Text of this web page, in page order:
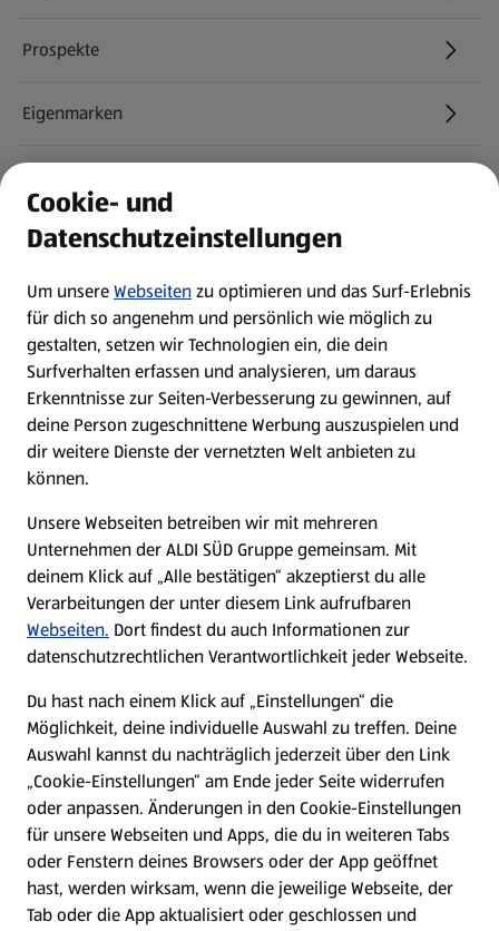
Prospekte
Eigenmarken
Newsletter
WhatsApp
Über ALDI SÜD
Filialen
Nachhaltigkeit
Karriere
Presse
Hilfe & Kontakt
(öffnet in einem neuen Tab)
Unternehmen
Folge uns hier:
Cookie- und
Datenschutzeinstellungen
Um unsereWebseitenzu optimieren und das Surf-Erlebnis
für dich so angenehm und persönlich wie möglich zu
gestalten, setzen wir Technologien ein, die dein
Surfverhalten erfassen und analysieren, um daraus
Erkenntnisse zur Seiten-Verbesserung zu gewinnen, auf
deine Person zugeschnittene Werbung auszuspielen und
dir weitere Dienste der vernetzten Welt anbieten zu
können.
Unsere Webseiten betreiben wir mit mehreren
Unternehmen der ALDI SÜD Gruppe gemeinsam. Mit
deinem Klick auf „Alle bestätigen“ akzeptierst du alle
Verarbeitungen der unter diesem Link aufrufbaren
Webseiten. Dort findest du auch Informationen zur
datenschutzrechtlichen Verantwortlichkeit jeder Webseite.
Du hast nach einem Klick auf „Einstellungen“ die
Möglichkeit, deine individuelle Auswahl zu treffen. Deine
Auswahl kannst du nachträglich jederzeit über den Link
„Cookie-Einstellungen“ am Ende jeder Seite widerrufen
oder anpassen. Änderungen in den Cookie-Einstellungen
für unsere Webseiten und Apps, die du in weiteren Tabs
oder Fenstern deines Browsers oder der App geöffnet
hast, werden wirksam, wenn die jeweilige Webseite, der
Tab oder die App aktualisiert oder geschlossen und